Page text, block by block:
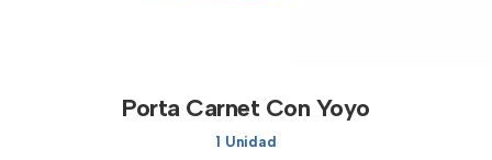
Porta Carnet Con Yoyo
1 Unidad